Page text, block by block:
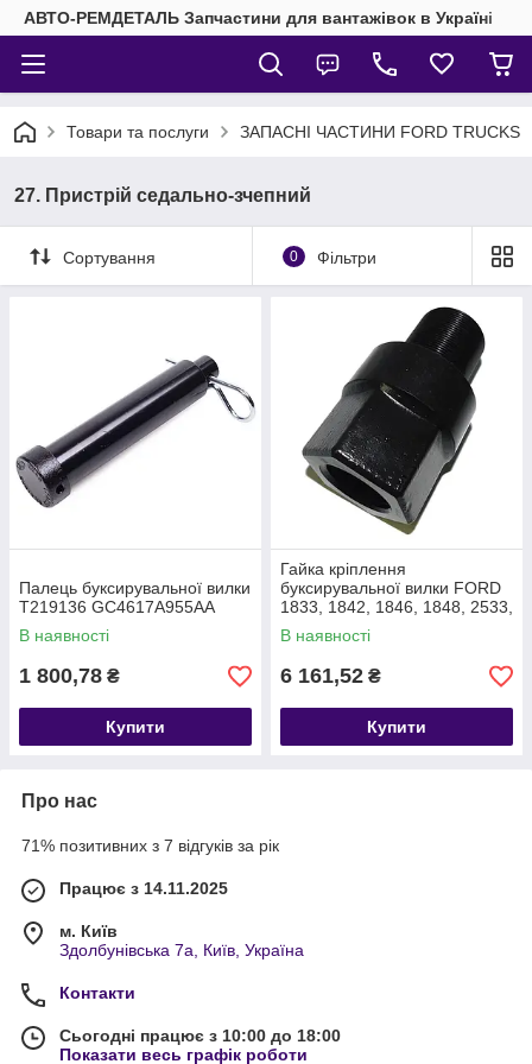
АВТО-РЕМДЕТАЛЬ Запчастини для вантажівок в Україні
Товари та послуги ЗАПАСНІ ЧАСТИНИ FORD TRUCKS
27. Пристрій седально-зчепний
Сортування 0 Фільтри
Палець буксирувальної вилки
T219136 GC4617A955AA
В наявності
1 800,78 ₴
Купити
Гайка кріплення
буксирувальної вилки FORD
1833, 1842, 1846, 1848, 2533,
2633, 3542D, 3542 T219141
GC4617B787AA
В наявності
6 161,52 ₴
Купити
Про нас
71% позитивних з 7 відгуків за рік
Працює з 14.11.2025
м. Київ
Здолбунівська 7а, Київ, Україна
Контакти
Сьогодні працює з 10:00 до 18:00
Показати весь графік роботи